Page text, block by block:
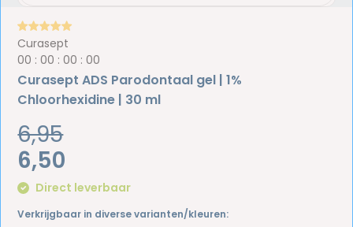
Curasept
00 :00 :00 :00
Curasept ADS Parodontaal gel | 1%
Chloorhexidine | 30 ml
6,95
6,50
Direct leverbaar
Verkrijgbaar in diverse varianten/kleuren: